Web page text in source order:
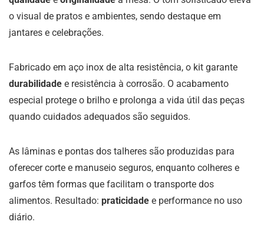
o visual de pratos e ambientes, sendo destaque em
jantares e celebrações.
Fabricado em aço inox de alta resistência, o kit garante
durabilidade e resistência à corrosão. O acabamento
especial protege o brilho e prolonga a vida útil das peças
quando cuidados adequados são seguidos.
As lâminas e pontas dos talheres são produzidas para
oferecer corte e manuseio seguros, enquanto colheres e
garfos têm formas que facilitam o transporte dos
alimentos. Resultado: praticidade e performance no uso
diário.